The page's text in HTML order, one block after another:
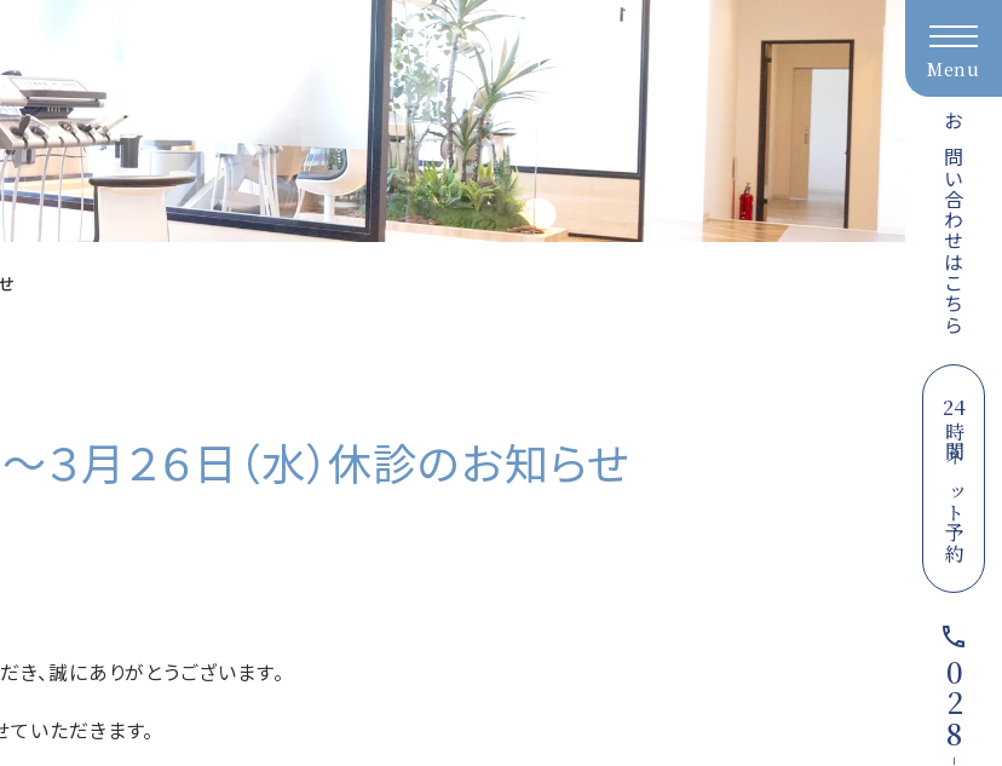
Menu
お問い合わせはこちら
24
時間ネット予約
028
３月２６日（水）休診のお知らせ
、誠にありがとうございます。
ていただきます。